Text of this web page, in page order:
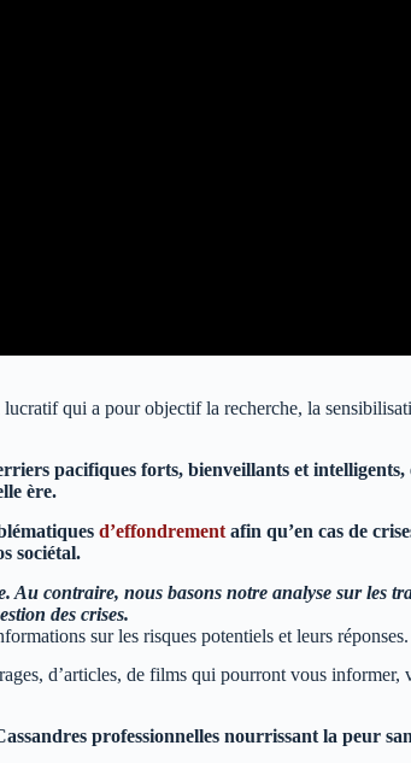
qui a pour objectif la recherche, la
pacifiques forts, bienveillants et
ère.
d’effondrement afin qu’en cas de
sociétal.
Au contraire, nous basons notre analyse sur les
des crises.
sur les risques potentiels et leurs réponses.
d’articles, de films qui pourront vous
professionnelles nourrissant la peur